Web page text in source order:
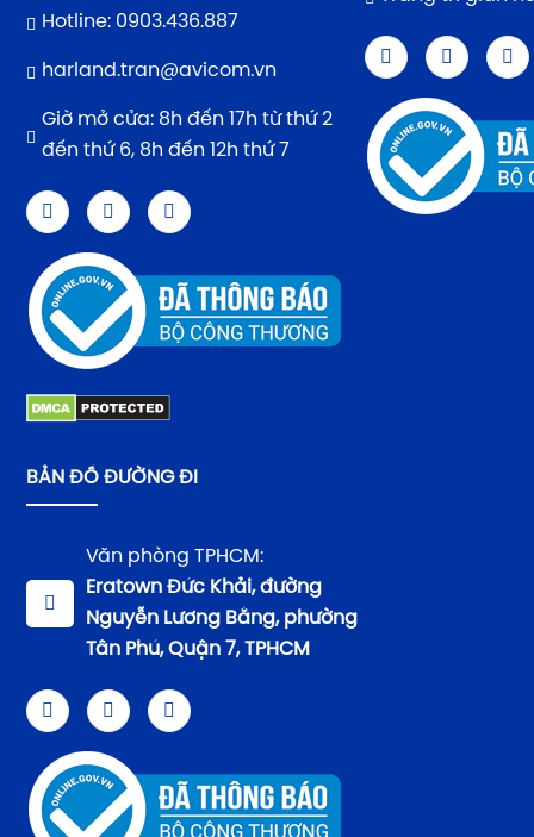
Hotline: 0903.436.887
harland.tran@avicom.vn
Giờ mở cửa: 8h đến 17h từ thứ 2
đến thứ 6, 8h đến 12h thứ 7
BẢN ĐỒ ĐƯỜNG ĐI
Văn phòng TPHCM:
Eratown Đức Khải, đường
Nguyễn Lương Bằng, phường
Tân Phú, Quận 7, TPHCM